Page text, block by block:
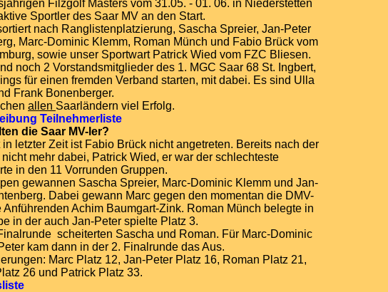
Filzgolf Masters vom 31.05. - 01. 06. in Niederstetten
Sportler des Saar MV an den Start.
nach Ranglistenplatzierung, Sascha Spreier, Jan-Peter
Marc-Dominic Klemm, Roman Münch und Fabio Brück vom
sowie unser Sportwart Patrick Wied vom FZC Bliesen.
noch 2 Vorstandsmitglieder des 1. MGC Saar 68 St. Ingbert,
für einen fremden Verband starten, mit dabei. Es sind Ulla
Frank Bonenberger.
allen Saarländern viel Erfolg.
Teilnehmerliste
die Saar MV-ler?
in letzter Zeit ist Fabio Brück nicht angetreten. Bereits nach der
mehr dabei, Patrick Wied, er war der schlechteste
in den 11 Vorrunden Gruppen.
gewannen Sascha Spreier, Marc-Dominic Klemm und Jan-
Dabei gewann Marc gegen den momentan die DMV-
Anführenden Achim Baumgart-Zink. Roman Münch belegte in
in der auch Jan-Peter spielte Platz 3.
scheiterten Sascha und Roman. Für Marc-Dominic
kam dann in der 2. Finalrunde das Aus.
Marc Platz 12, Jan-Peter Platz 16, Roman Platz 21,
26 und Patrick Platz 33.